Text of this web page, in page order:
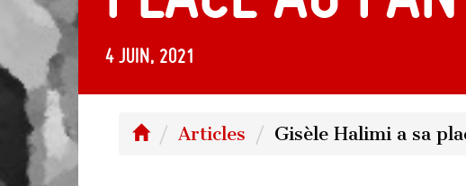
4 juin, 2021
Articles Gisèle Halimi a sa